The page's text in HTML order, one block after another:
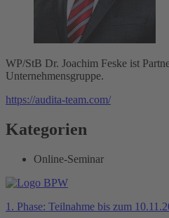
WP/StB Dr. Joachim Feske ist
Unternehmensgruppe.
https://audita-team.com/
Kategorien
Online-Seminar
1. Phase: Teilnahme bis zum